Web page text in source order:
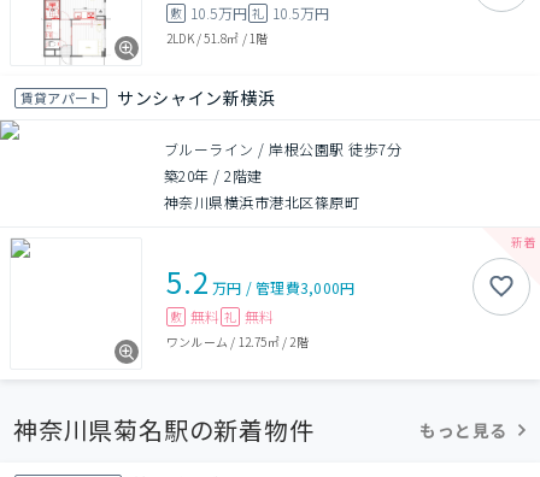
敷 10.5万円 礼 10.5万円
2LDK/51.8㎡ / 1階
賃貸アパート サンシャイン新横浜
ブルーライン / 岸根公園駅 徒歩7分
築20年 /2階建
神奈川県横浜市港北区篠原町
5.2 万円 /管理費3,000円
敷 無料 礼 無料
ワンルーム / 12.75㎡/ 2階
神奈川県菊名駅の新着物件 もっと見る